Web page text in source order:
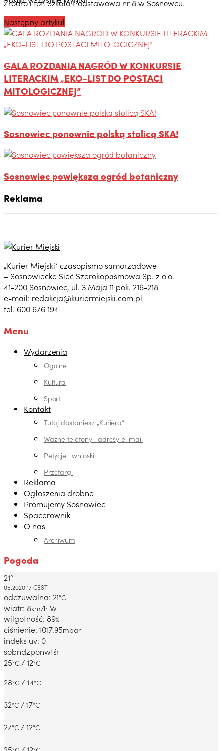
Źródło i fot. Szkoła Podstawowa nr 8 w Sosnowcu.
Następny artykuł
GALA ROZDANIA NAGRÓD W KONKURSIE
LITERACKIM „EKO-LIST DO POSTACI
MITOLOGICZNEJ”
Sosnowiec ponownie polską stolicą SKA!
Sosnowiec powiększa ogród botaniczny
Reklama
„Kurier Miejski” czasopismo samorządowe
– Sosnowiecka Sieć Szerokopasmowa Sp. z o.o.
41-200 Sosnowiec, ul. 3 Maja 11 pok. 216-218
e-mail: redakcja@kuriermiejski.com.pl
tel. 600 676 194
Menu
Wydarzenia
Ogólne
Kultura
Sport
Kontakt
Tutaj dostaniesz „Kuriera”
Ważne telefony i adresy e-mail
Petycje i wnioski
Przetargi
Reklama
Ogłoszenia drobne
Promujemy Sosnowiec
Spacerownik
O nas
Archiwum
Pogoda
Dabrowa Gornicza, PL
21°
05:2020:17 CEST
odczuwalna: 21°C
wiatr: 8km/h W
wilgotność: 89%
ciśnienie: 1017.95mbar
indeks uv: 0
sobndzponwtśr
25°C / 12°C
28°C / 14°C
32°C / 17°C
27°C / 12°C